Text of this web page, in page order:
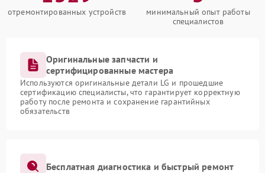
отремонтированных устройств
минимальный опыт работы
специалистов
Оригинальные запчасти и
сертифицированные мастера
Используются оригинальные детали LG и прошедшие
сертификацию специалисты, что гарантирует корректную
работу после ремонта и сохранение гарантийных
обязательств
Бесплатная диагностика и быстрый ремонт